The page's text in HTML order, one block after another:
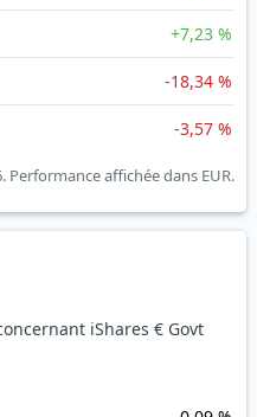
+7,23 %
-18,34 %
-3,57 %
Performance affichée dans EUR.
iShares € Govt